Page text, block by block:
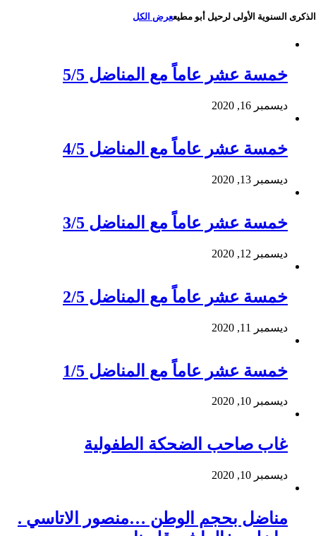
الذكرى السنوية الأولى لرحيل أبو مطيععرض الكل
خمسة عشر عاماً مع المناضل 5/5
ديسمبر 16, 2020
خمسة عشر عاماً مع المناضل 4/5
ديسمبر 13, 2020
خمسة عشر عاماً مع المناضل 3/5
ديسمبر 12, 2020
خمسة عشر عاماً مع المناضل 2/5
ديسمبر 11, 2020
خمسة عشر عاماً مع المناضل 1/5
ديسمبر 10, 2020
غاب صاحب الضحكة الطفولية
ديسمبر 10, 2020
مناضل بحجم الوطن …منصور الاتاسي .